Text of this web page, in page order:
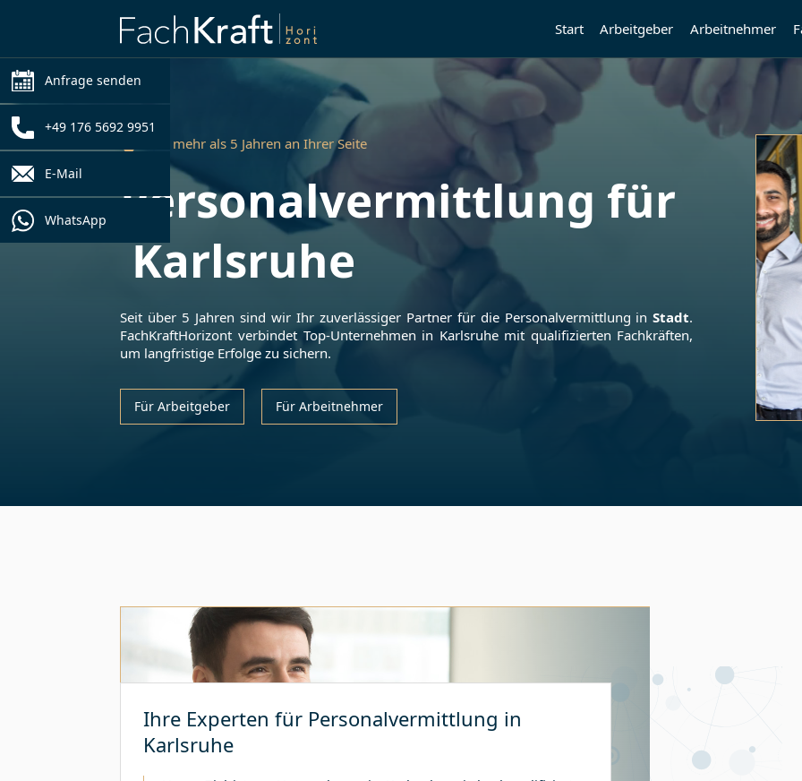
Start Arbeitgeber Arbeitnehmer
Anfrage senden
+49 176 5692 9951
E-Mail
WhatsApp
Seit mehr als 5 Jahren an Ihrer Seite
Personalvermittlung für
Karlsruhe
Seit über 5 Jahren sind wir Ihr zuverlässiger Partner für die Personalvermittlung inStadt.
FachKraftHorizont verbindet Top-Unternehmen in Karlsruhemit qualifizierten Fachkräften,
um langfristige Erfolge zu sichern.
Für Arbeitgeber
Für Arbeitnehmer
Ihre Experten für Personalvermittlung in
Karlsruhe